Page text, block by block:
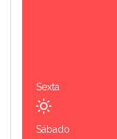
Sexta
Sábado